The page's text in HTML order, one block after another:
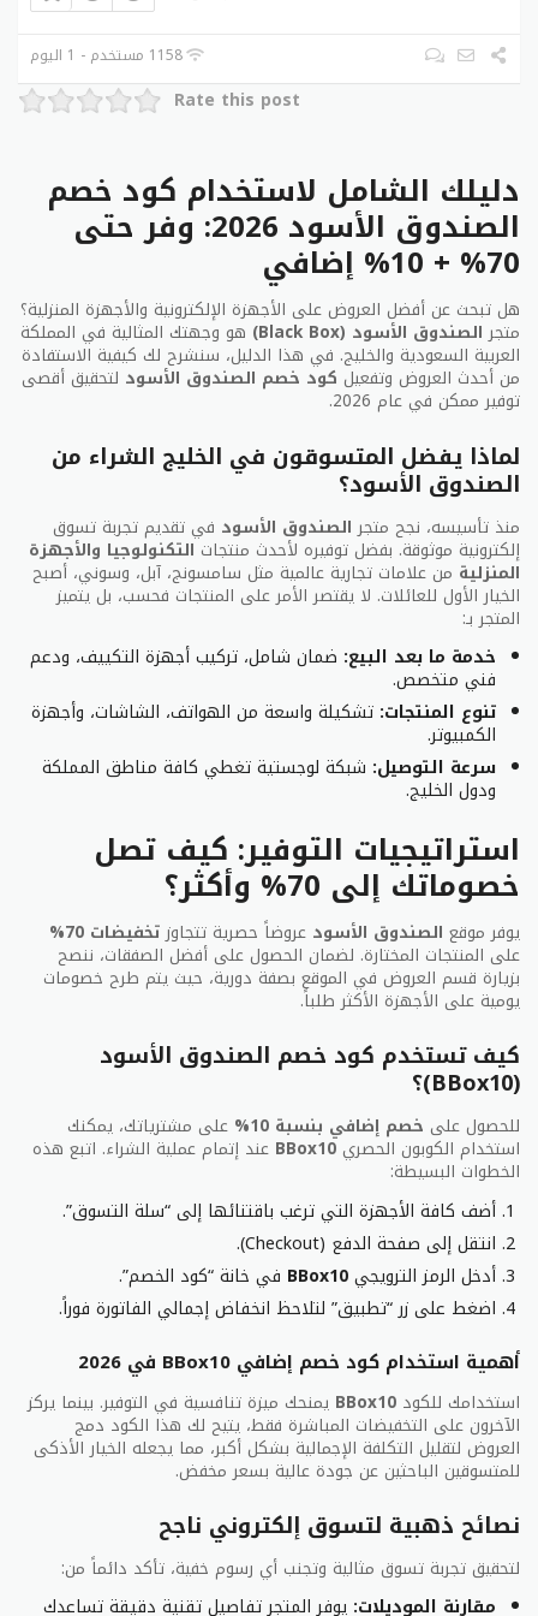
كوبون خصم الصندوق الأسود
من السهل إضافة أكواد خصم الصندوق الأسود لتوفير
المال على طلبك.
أضف المنتجات إلى سلة التسوق الخاصة بك وتوجه إلى
صفحة الدفع.
في صفحة ملخص الطلب، سترى مربعًا يشير إلى إدخال
رمز خصم الصندوق الأسود.
قم بلصق كود خصم للصندوق الأسود الذي قمت بنسخه
من موقعنا، ثم انقر فوق تطبيق لرؤية الإجمالي الجديد
وقم بدفع.
ماهي طرق الدفع الموجود على موقع الصندوق
الأسود؟
عند التسوق من متجر الصندوق الأسود يمكنكم الدفع عن
طريق بطاقة الصراف الآلي الدفع مدى او بطاقة الائتمان
فيزا كارت أو ماستر كارت أو عند طريق الدفع النقدي عند
تسليم المشتريات مع احتساب 49 ريال اضافية رسوم هذه
الخدمة خدمة الدفع عند الاستلام داخل الرياض فقط.
هل موقع صندوق الأسود أمن لاستخدام بطاقة
الائتمانية الخاص بي؟
يضمن لكم موقع الصندوق الأسود حماية الكامل لمعلومات
بطاقتكم الائتمانية يستخدم أفضل وأحدث تقنيات التشفير
الإلكتروني، ويضمن لكم تجربة تسوق آمنة على موقع عبر
الأنترنيت.
خدمة الشحن والتوصيل على موقع الصندوق الأسود
تختلف مدة الشحن على حسب الطلب الخاص بك، من ناحية
المدينة وطريقة التي استخدمتها في الدفع وعادة
التوصيل في مدينة الرياض يثم خلال 7 الى 10 أيام عمل،
وخارج مدينة الرياض خلال 7 الى 15 يوم عمل.
سياسة الصيانة والارجاع والاستبدال على
الصندوق الأسود
يحق للعميل طلب إرجاع المنتج خلال سبعة أيام من تاريخ
الشراء، على ان يكون المنتج مغلف بحالته الأصلية بجميع
محتوياته ولم يستخدم مرفوق بالفاتورة مع إثبات الهوية
نفس المعرض الذي قمتم بشراء المنتج من عليه ويحق
للعميل بعد التواصل مع خدمات العملاء في موقع الصندوق
الأسود صيانة الجهاز لدى الوكيل خلال فترة الضمان الخاص
بالمنتج، أما في حالة عثور على عطل ما في المنتج ولم
1158 مستخدم - 1 اليوم
Rate this post
دليلك الشامل لاستخدام كود خصم
الصندوق الأسود 2026: وفر حتى
70% + 10% إضافي
هل تبحث عن أفضل العروض على الأجهزة الإلكترونية والأجهزة المنزلية؟
متجر الصندوق الأسود (Black Box) هو وجهتك المثالية في المملكة
العربية السعودية والخليج. في هذا الدليل، سنشرح لك كيفية الاستفادة
من أحدث العروض وتفعيل كود خصم الصندوق الأسود لتحقيق أقصى
توفير ممكن في عام 2026.
لماذا يفضل المتسوقون في الخليج الشراء من
الصندوق الأسود؟
منذ تأسيسه، نجح متجر الصندوق الأسود في تقديم تجربة تسوق
إلكترونية موثوقة. بفضل توفيره لأحدث منتجات التكنولوجيا والأجهزة
المنزلية من علامات تجارية عالمية مثل سامسونج، آبل، وسوني، أصبح
الخيار الأول للعائلات. لا يقتصر الأمر على المنتجات فحسب، بل يتميز
المتجر بـ:
خدمة ما بعد البيع: ضمان شامل، تركيب أجهزة التكييف، ودعم
فني متخصص.
تنوع المنتجات: تشكيلة واسعة من الهواتف، الشاشات، وأجهزة
الكمبيوتر.
سرعة التوصيل: شبكة لوجستية تغطي كافة مناطق المملكة
ودول الخليج.
استراتيجيات التوفير: كيف تصل
خصوماتك إلى 70% وأكثر؟
يوفر موقع الصندوق الأسود عروضاً حصرية تتجاوز تخفيضات 70%
على المنتجات المختارة. لضمان الحصول على أفضل الصفقات، ننصح
بزيارة قسم العروض في الموقع بصفة دورية، حيث يتم طرح خصومات
يومية على الأجهزة الأكثر طلباً.
كيف تستخدم كود خصم الصندوق الأسود
(BBox10)؟
للحصول على خصم إضافي بنسبة 10% على مشترياتك، يمكنك
استخدام الكوبون الحصريBBox10 عند إتمام عملية الشراء. اتبع هذه
الخطوات البسيطة:
أضف كافة الأجهزة التي ترغب باقتنائها إلى “سلة التسوق”.
انتقل إلى صفحة الدفع (Checkout).
أدخل الرمز الترويجيBBox10 في خانة “كود الخصم”.
اضغط على زر “تطبيق” لتلاحظ انخفاض إجمالي الفاتورة فوراً.
أهمية استخدام كود خصم إضافي BBox10 في 2026
استخدامك للكود BBox10 يمنحك ميزة تنافسية في التوفير. بينما يركز
الآخرون على التخفيضات المباشرة فقط، يتيح لك هذا الكود دمج
العروض لتقليل التكلفة الإجمالية بشكل أكبر، مما يجعله الخيار الأذكى
للمتسوقين الباحثين عن جودة عالية بسعر مخفض.
نصائح ذهبية لتسوق إلكتروني ناجح
لتحقيق تجربة تسوق مثالية وتجنب أي رسوم خفية، تأكد دائماً من:
مقارنة الموديلات: يوفر المتجر تفاصيل تقنية دقيقة تساعدك